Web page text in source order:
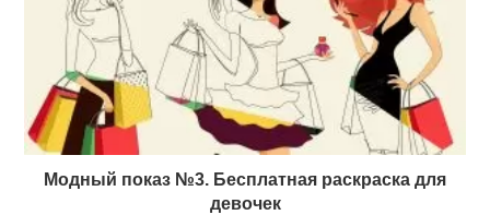
Модный показ №3. Бесплатная раскраска для
девочек